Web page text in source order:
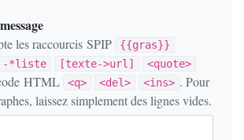
les raccourcis SPIP
{{gras}}
-*liste [texte->url]
<quote>
HTML <q> <del> <ins> . Pour
laissez simplement des lignes vides.